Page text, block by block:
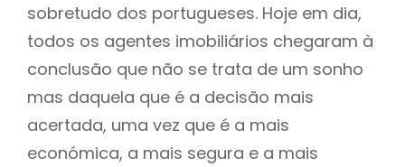
sobretudo dos portugueses. Hoje em dia,
todos os agentes imobiliários chegaram à
conclusão que não se trata de um sonho
mas daquela que é a decisão mais
acertada, uma vez que é a mais
económica, a mais segura e a mais